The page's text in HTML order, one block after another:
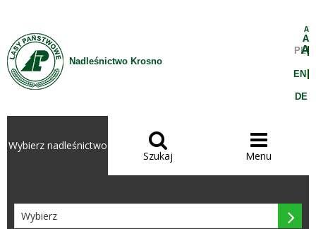
Nadleśnictwo Krosno
A
A
A
PL
EN
DE
Wybierz nadleśnictwo 
Szukaj

Menu
